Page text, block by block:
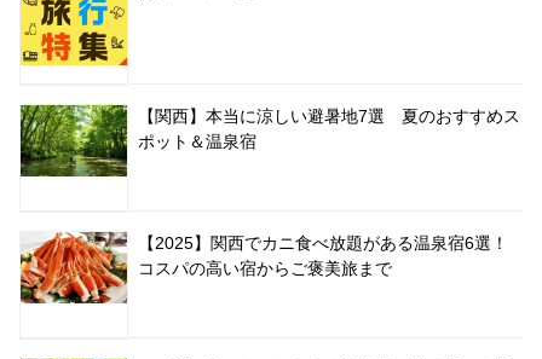
【関西】本当に涼しい避暑地7選 夏のおすすめス
ポット＆温泉宿
【2025】関西でカニ食べ放題がある温泉宿6選！
コスパの高い宿からご褒美旅まで